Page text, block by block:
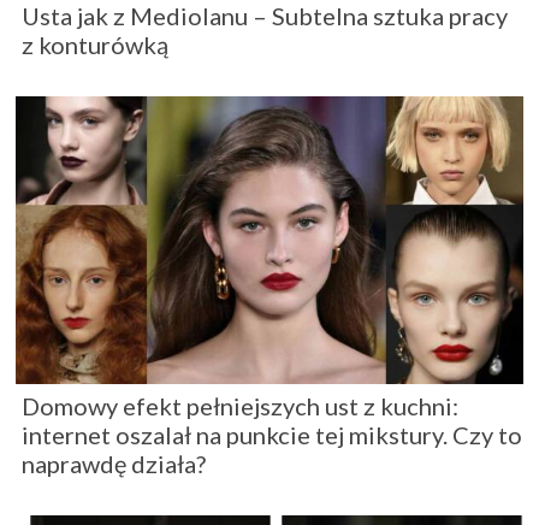
Usta jak z Mediolanu – Subtelna sztuka pracy
z konturówką
Domowy efekt pełniejszych ust z kuchni:
internet oszalał na punkcie tej mikstury. Czy to
naprawdę działa?